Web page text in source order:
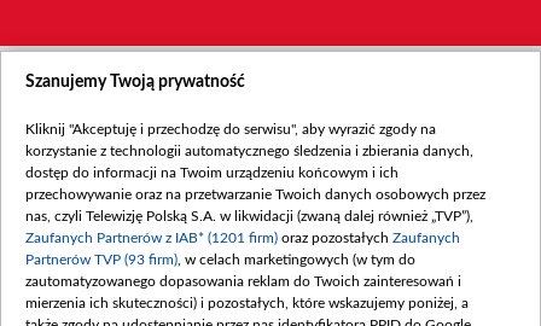
Szanujemy Twoją prywatność
Kliknij "Akceptuję i przechodzę do serwisu", aby wyrazić zgody na
korzystanie z technologii automatycznego śledzenia i zbierania danych,
dostęp do informacji na Twoim urządzeniu końcowym i ich
przechowywanie oraz na przetwarzanie Twoich danych osobowych przez
nas, czyli Telewizję Polską S.A. w likwidacji (zwaną dalej również „TVP”),
Zaufanych Partnerów z IAB* (1201 firm) oraz pozostałych Zaufanych
Partnerów TVP (93 firm) , w celach marketingowych (w tym do
zautomatyzowanego dopasowania reklam do Twoich zainteresowań i
mierzenia ich skuteczności) i pozostałych, które wskazujemy poniżej, a